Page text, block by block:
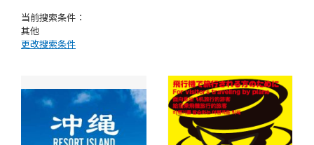
当前搜索条件：
其他
更改搜索条件